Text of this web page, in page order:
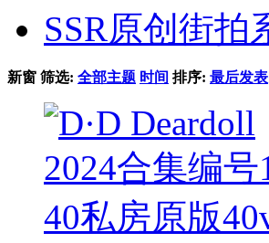
SSR原创街拍
新窗 筛选: 全部主题 时间 排序: 最后发表